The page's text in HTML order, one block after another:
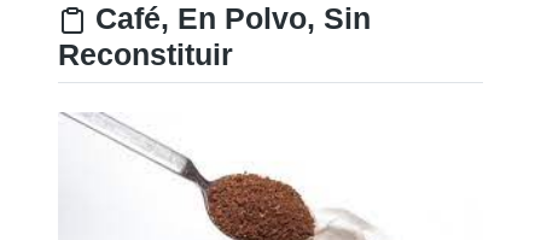
Café, En Polvo, Sin
Reconstituir